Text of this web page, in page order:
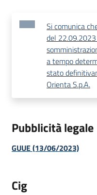
Si comunica
del
a tempo
stato
Orienta S.p.A.
Pubblicità legale
GUUE (13/06/2023)
Cig